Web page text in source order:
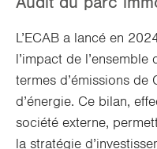
L’ECAB a lancé en
l’impact de
termes d’émissions de
d’énergie. Ce bilan,
société externe,
la stratégie